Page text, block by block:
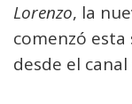
Lorenzo, la
comenzó
desde el